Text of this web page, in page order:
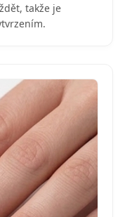
takže je